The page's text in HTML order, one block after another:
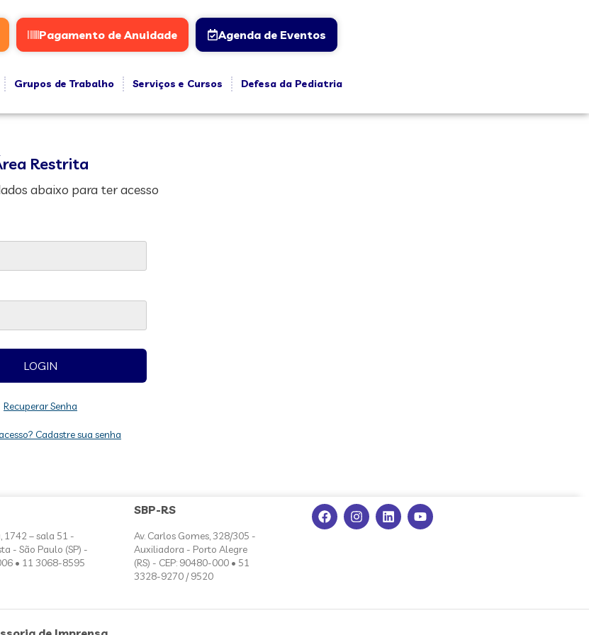
Pagamento de Anuidade Agenda de Eventos
Grupos de Trabalho Serviços e Cursos
Defesa da Pediatria
Restrita
abaixo para ter acesso
Recuperar Senha
Cadastre sua senha
1742 – sala 51 -
- São Paulo (SP) -
• 11 3068-8595
SBP-RS
Av. Carlos Gomes, 328/305 -
Auxiliadora - Porto Alegre
(RS) - CEP: 90480-000 • 51
3328-9270 / 9520